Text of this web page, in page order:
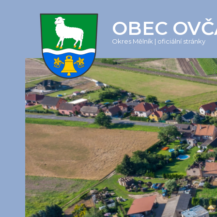
OBEC
Okres Mělník | oficiální stránky